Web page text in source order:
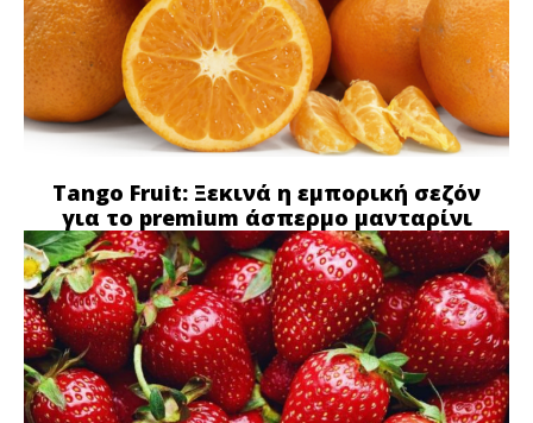
Tango Fruit: Ξεκινά η εμπορική σεζόν
για το premium άσπερμο μανταρίνι